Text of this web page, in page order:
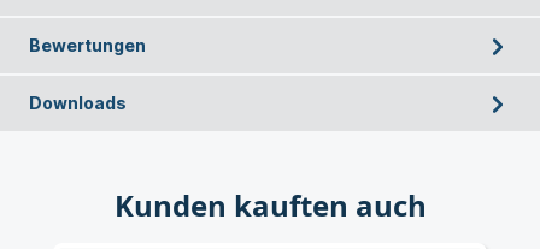
Kunden kauften auch
Bewertungen
Downloads